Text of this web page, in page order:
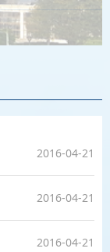
2016-04-21
2016-04-21
2016-04-21